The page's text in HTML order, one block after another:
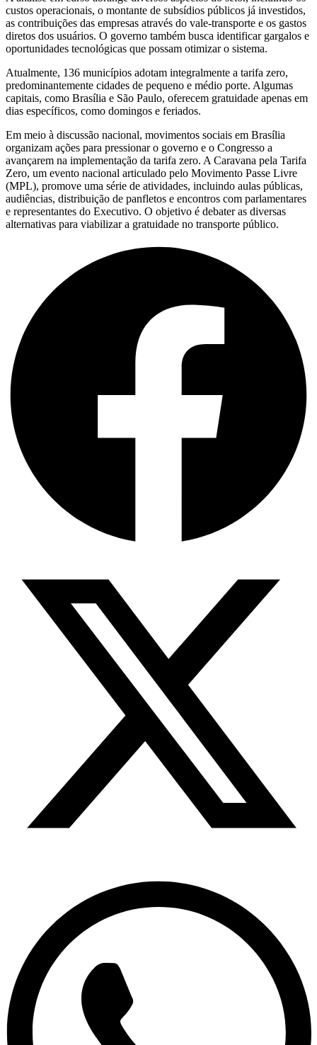
custos operacionais, o montante de subsídios públicos já investidos,
as contribuições das empresas através do vale-transporte e os gastos
diretos dos usuários. O governo também busca identificar gargalos e
oportunidades tecnológicas que possam otimizar o sistema.
Atualmente, 136 municípios adotam integralmente a tarifa zero,
predominantemente cidades de pequeno e médio porte. Algumas
capitais, como Brasília e São Paulo, oferecem gratuidade apenas em
dias específicos, como domingos e feriados.
Em meio à discussão nacional, movimentos sociais em Brasília
organizam ações para pressionar o governo e o Congresso a
avançarem na implementação da tarifa zero. A Caravana pela Tarifa
Zero, um evento nacional articulado pelo Movimento Passe Livre
(MPL), promove uma série de atividades, incluindo aulas públicas,
audiências, distribuição de panfletos e encontros com parlamentares
e representantes do Executivo. O objetivo é debater as diversas
alternativas para viabilizar a gratuidade no transporte público.